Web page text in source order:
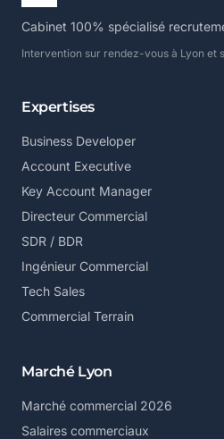
Cabinet 100% spécialisé
Intervention sur rendez-vous à Lyon et
Expertises
Business Developer
Account Executive
Key Account Manager
Directeur Commercial
SDR / BDR
Ingénieur Commercial
Tech Sales
Commercial Terrain
Marché Lyon
Marché commercial 2026
Salaires commerciaux